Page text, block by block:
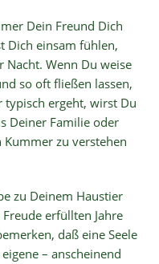
Dein Freund Dich
Dich einsam fühlen,
Wenn Du weise
so oft fließen lassen,
typisch ergeht, wirst Du
Deiner Familie oder
Kummer zu verstehen
zu Deinem Haustier
erfüllten Jahre
daß eine Seele
– anscheinend